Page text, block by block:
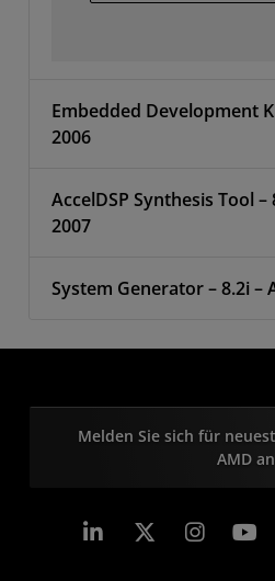
Embedded Development
2006
AccelDSP Synthesis Tool –
2007
System Generator – 8.2i –
Melden Sie sich für
AMD an
LinkedIn